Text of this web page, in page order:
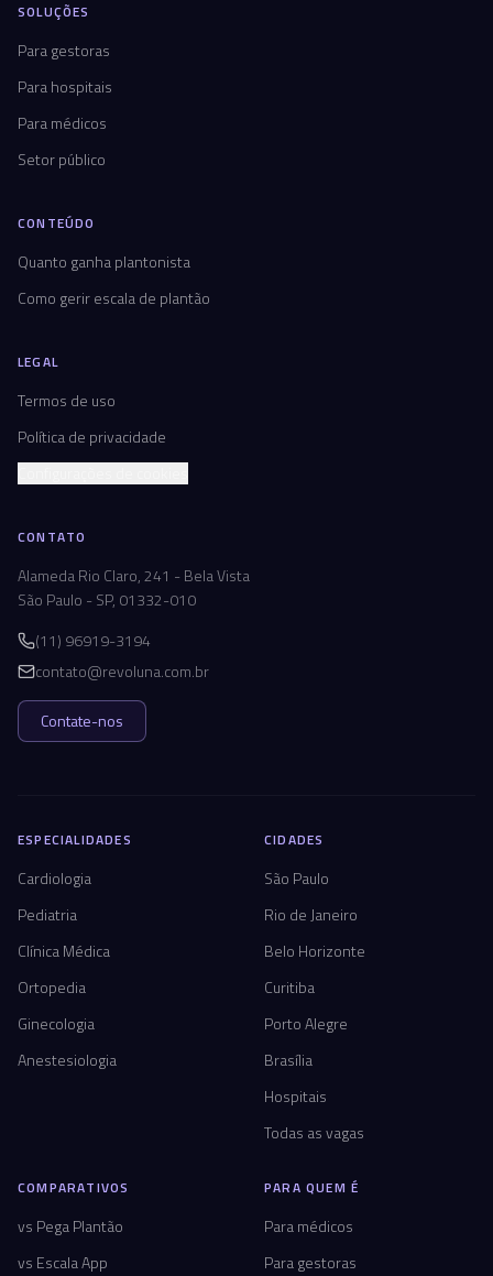
SOLUÇÕES
Para gestoras
Para hospitais
Para médicos
Setor público
CONTEÚDO
Quanto ganha plantonista
Como gerir escala de plantão
LEGAL
Termos de uso
Política de privacidade
CONTATO
Alameda Rio Claro, 241 - Bela Vista
São Paulo - SP, 01332-010
(11) 96919-3194
contato@revoluna.com.br
Contate-nos
ESPECIALIDADES
Cardiologia
Pediatria
Clínica Médica
Ortopedia
Ginecologia
Anestesiologia
CIDADES
São Paulo
Rio de Janeiro
Belo Horizonte
Curitiba
Porto Alegre
Brasília
Hospitais
Todas as vagas
COMPARATIVOS
vs Pega Plantão
vs Escala App
PARA QUEM É
Para médicos
Para gestoras